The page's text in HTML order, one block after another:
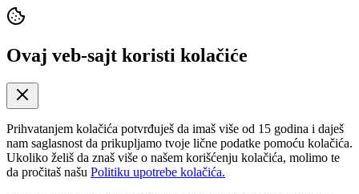
Ovaj veb-sajt koristi kolačiće
Prihvatanjem kolačića potvrđuješ da imaš više od 15 godina i daješ
nam saglasnost da prikupljamo tvoje lične podatke pomoću kolačića.
Ukoliko želiš da znaš više o našem korišćenju kolačića, molimo te
da pročitaš našu Politiku upotrebe kolačića.